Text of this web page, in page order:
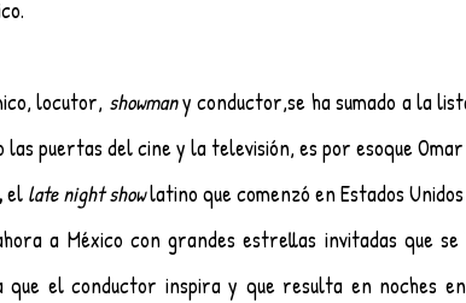
locutor, showman y conductor,se ha sumado a la
las puertas del cine y la televisión, es por esoque
el late night show latino que comenzó en Estados
a México con grandes estrellas invitadas que se
que el conductor inspira y que resulta en noches